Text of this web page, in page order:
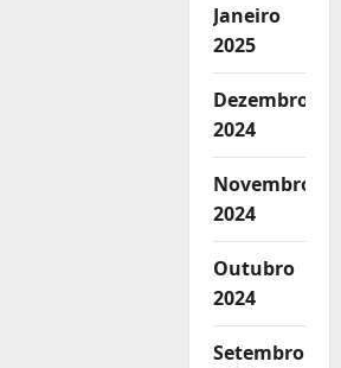
Janeiro
2025
Dezembro
2024
Novembro
2024
Outubro
2024
Setembro